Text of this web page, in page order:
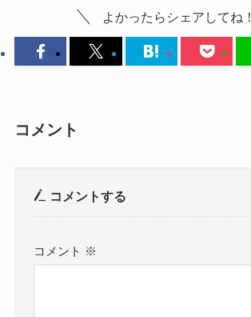
よかったらシェアしてね！
コメント
コメントする
コメント ※